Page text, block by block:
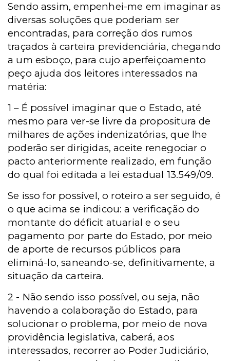
Sendo assim, empenhei-me em imaginar as
diversas soluções que poderiam ser
encontradas, para correção dos rumos
traçados à carteira previdenciária, chegando
a um esboço, para cujo aperfeiçoamento
peço ajuda dos leitores interessados na
matéria:
1 – É possível imaginar que o Estado, até
mesmo para ver-se livre da propositura de
milhares de ações indenizatórias, que lhe
poderão ser dirigidas, aceite renegociar o
pacto anteriormente realizado, em função
do qual foi editada a lei estadual 13.549/09.
Se isso for possível, o roteiro a ser seguido, é
o que acima se indicou: a verificação do
montante do déficit atuarial e o seu
pagamento por parte do Estado, por meio
de aporte de recursos públicos para
eliminá-lo, saneando-se, definitivamente, a
situação da carteira.
2 - Não sendo isso possível, ou seja, não
havendo a colaboração do Estado, para
solucionar o problema, por meio de nova
providência legislativa, caberá, aos
interessados, recorrer ao Poder Judiciário,